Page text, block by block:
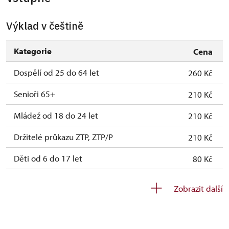
Výklad v češtině
Kategorie
Cena
Dospělí od 25 do 64 let
260 Kč
Senioři 65+
210 Kč
Mládež od 18 do 24 let
210 Kč
Držitelé průkazu ZTP, ZTP/P
210 Kč
Děti od 6 do 17 let
80 Kč
Zobrazit další